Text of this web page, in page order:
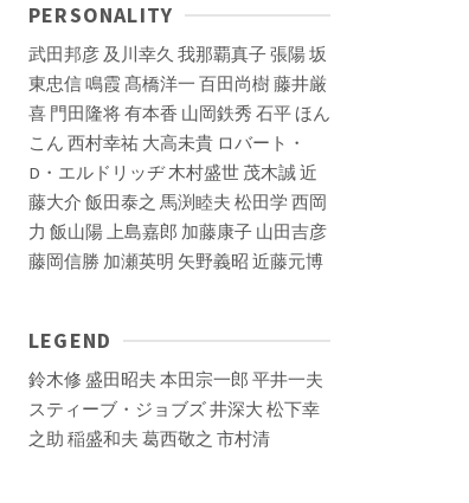
PERSONALITY
武田邦彦 及川幸久 我那覇真子張陽坂
東忠信鳴霞 髙橋洋一 百田尚樹藤井厳
喜 門田隆将有本香 山岡鉄秀 石平 ほん
こん 西村幸祐 大高未貴 ロバート・
D・エルドリッヂ木村盛世 茂木誠近
藤大介 飯田泰之 馬渕睦夫 松田学 西岡
力 飯山陽上島嘉郎 加藤康子 山田吉彦
藤岡信勝 加瀬英明 矢野義昭 近藤元博
LEGEND
鈴木修 盛田昭夫 本田宗一郎 平井一夫
スティーブ・ジョブズ井深大 松下幸
之助 稲盛和夫 葛西敬之 市村清